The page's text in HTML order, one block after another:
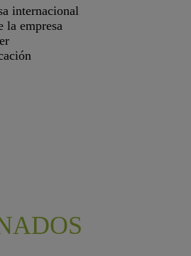
internacional
la empresa